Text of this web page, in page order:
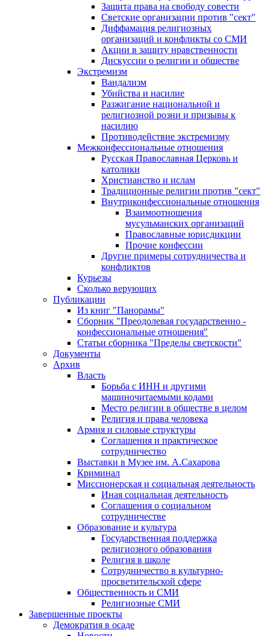
Защита права на свободу совести
Светские организации против "сект"
Диффамация религиозных
организаций и конфликты со СМИ
Акции в защиту нравственности
Дискуссии о религии и обществе
Экстремизм
Вандализм
Убийства и насилие
Разжигание национальной и
религиозной розни и призывы к
насилию
Противодействие экстремизму
Межконфессиональные отношения
Русская Православная Церковь и
католики
Христианство и ислам
Традиционные религии против "сект"
Внутриконфессиональные отношения
Взаимоотношения
мусульманских организаций
Православные юрисдикции
Прочие конфессии
Другие примеры сотрудничества и
конфликтов
Курьезы
Сколько верующих
Публикации
Из книг "Панорамы"
Сборник "Преодолевая государственно -
конфессиональные отношения"
Статьи сборника "Пределы светскости"
Документы
Архив
Власть
Борьба с ИНН и другими
машиночитаемыми кодами
Место религии в обществе в целом
Религия и права человека
Армия и силовые структуры
Соглашения и практическое
сотрудничество
Выставки в Музее им. А.Сахарова
Криминал
Миссионерская и социальная деятельность
Иная социальная деятельность
Соглашения о социальном
сотрудничестве
Образование и культура
Государственная поддержка
религиозного образования
Религия в школе
Сотрудничество в культурно-
просветительской сфере
Общественность и СМИ
Религиозные СМИ
Завершенные проекты
Демократия в осаде